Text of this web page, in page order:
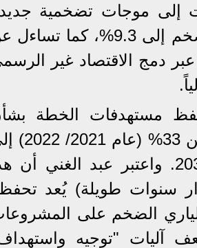
إلى موجات تضخمية
تقوض مستهدف الخطة في خفض التضخم إلى 9.3%، كما
دمج الاقتصاد غير
مستهدفات الخطة
خفض نسبة السكان تحت خط الفقر من
30% فقط بنهاية خطة عام 2029/ 2030. واعتبر عبد الغني
على مدار سنوات طويلة) يُعد
الضخم على
آليات "توجيه